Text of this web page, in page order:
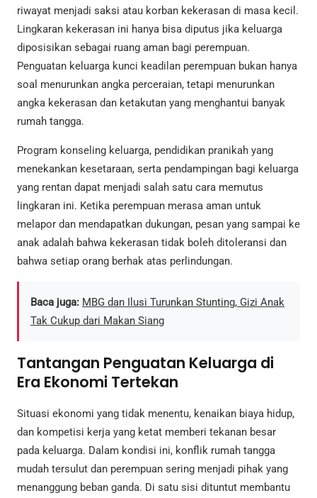
riwayat menjadi saksi atau korban kekerasan di masa kecil.
Lingkaran kekerasan ini hanya bisa diputus jika keluarga
diposisikan sebagai ruang aman bagi perempuan.
Penguatan keluarga kunci keadilan perempuan bukan hanya
soal menurunkan angka perceraian, tetapi menurunkan
angka kekerasan dan ketakutan yang menghantui banyak
rumah tangga.
Program konseling keluarga, pendidikan pranikah yang
menekankan kesetaraan, serta pendampingan bagi keluarga
yang rentan dapat menjadi salah satu cara memutus
lingkaran ini. Ketika perempuan merasa aman untuk
melapor dan mendapatkan dukungan, pesan yang sampai ke
anak adalah bahwa kekerasan tidak boleh ditoleransi dan
bahwa setiap orang berhak atas perlindungan.
Baca juga: MBG dan Ilusi Turunkan Stunting, Gizi Anak
Tak Cukup dari Makan Siang
Tantangan Penguatan Keluarga di
Era Ekonomi Tertekan
Situasi ekonomi yang tidak menentu, kenaikan biaya hidup,
dan kompetisi kerja yang ketat memberi tekanan besar
pada keluarga. Dalam kondisi ini, konflik rumah tangga
mudah tersulut dan perempuan sering menjadi pihak yang
menanggung beban ganda. Di satu sisi dituntut membantu